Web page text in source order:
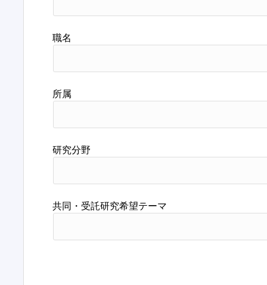
職名
所属
研究分野
共同・受託研究希望テーマ